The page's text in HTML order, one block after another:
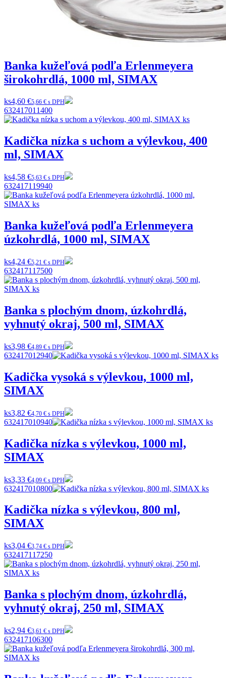
Banka kužeľová podľa Erlenmeyera
širokohrdlá, 1000 ml, SIMAX
ks4,60 €5,66 € s DPH
632417011400
Kadička nízka s uchom a výlevkou, 400
ml, SIMAX
ks4,58 €5,63 € s DPH
632417119940
Banka kužeľová podľa Erlenmeyera
úzkohrdlá, 1000 ml, SIMAX
ks4,24 €5,21 € s DPH
632417117500
Banka s plochým dnom, úzkohrdlá,
vyhnutý okraj, 500 ml, SIMAX
ks3,98 €4,89 € s DPH
632417012940
Kadička vysoká s výlevkou, 1000 ml,
SIMAX
ks3,82 €4,70 € s DPH
632417010940
Kadička nízka s výlevkou, 1000 ml,
SIMAX
ks3,33 €4,09 € s DPH
632417010800
Kadička nízka s výlevkou, 800 ml,
SIMAX
ks3,04 €3,74 € s DPH
632417117250
Banka s plochým dnom, úzkohrdlá,
vyhnutý okraj, 250 ml, SIMAX
ks2,94 €3,61 € s DPH
632417106300